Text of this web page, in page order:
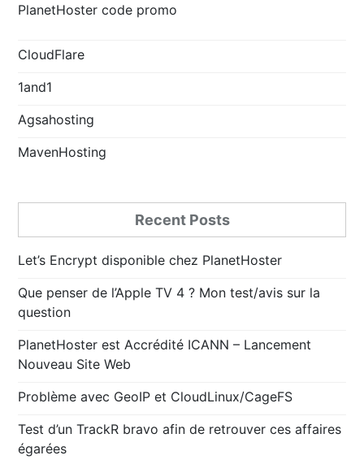
PlanetHoster code promo
CloudFlare
1and1
Agsahosting
MavenHosting
Recent Posts
Let’s Encrypt disponible chez PlanetHoster
Que penser de l’Apple TV 4 ? Mon test/avis sur la
question
PlanetHoster est Accrédité ICANN – Lancement
Nouveau Site Web
Problème avec GeoIP et CloudLinux/CageFS
Test d’un TrackR bravo afin de retrouver ces affaires
égarées